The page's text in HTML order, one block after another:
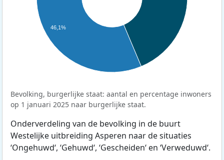
46,1%
Bevolking, burgerlijke staat: aantal en percentage inwoners
op 1 januari 2025 naar burgerlijke staat.
Onderverdeling van de bevolking in de buurt
Westelijke uitbreiding Asperen naar de situaties
‘Ongehuwd‘, ‘Gehuwd‘, ‘Gescheiden‘ en ‘Verweduwd‘.